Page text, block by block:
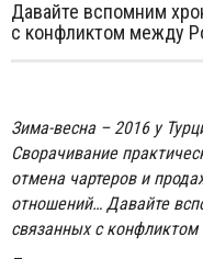
Давайте вспомним
с конфликтом между
Зима-весна – 2016 у
Сворачивание
отмена чартеров и
отношений… Давайте
связанных с